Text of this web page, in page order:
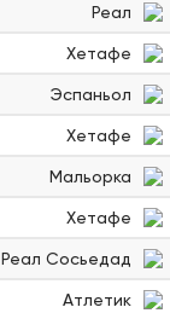
Реал
Хетафе
Эспаньол
Хетафе
Мальорка
Хетафе
Реал Сосьедад
Атлетик